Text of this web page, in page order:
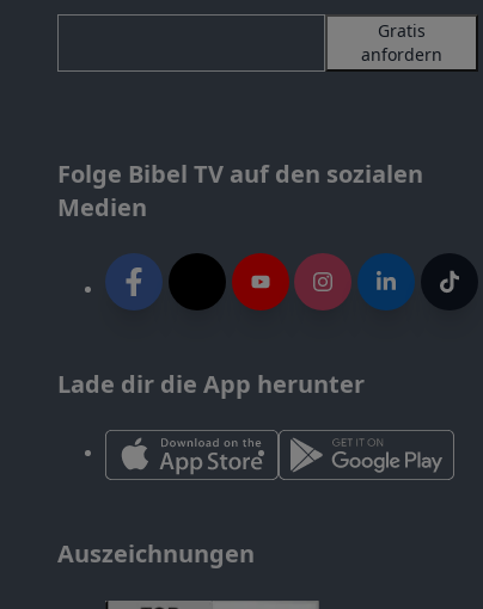
Gratis
anfordern
Folge Bibel TV auf den sozialen
Medien
Lade dir die App herunter
Auszeichnungen